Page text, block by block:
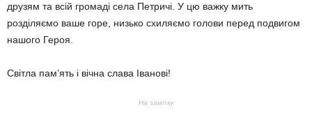
друзям та всій громаді села Петричі. У цю важку мить
розділяємо ваше горе, низько схиляємо голови перед подвигом
нашого Героя.
Світла пам’ять і вічна слава Іванові!
На замітку